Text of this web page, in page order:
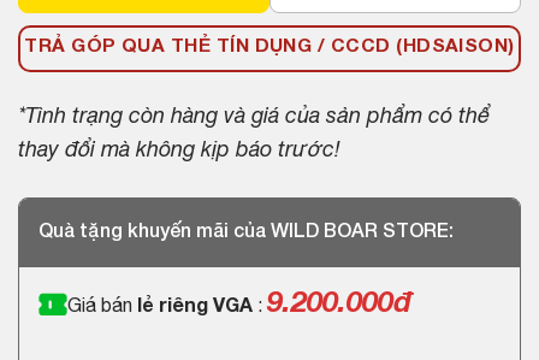
TRẢ GÓP QUA THẺ TÍN DỤNG / CCCD (HDSAISON)
*Tình trạng còn hàng và giá của sản phẩm có thể
thay đổi mà không kịp báo trước!
Quà tặng khuyến mãi của WILD BOAR STORE:
Giá bán lẻ riêng VGA : 9.200.000đ